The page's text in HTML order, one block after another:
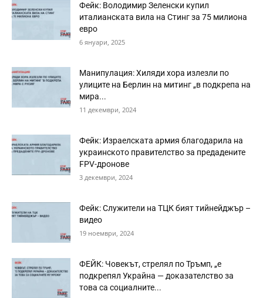
Фейк: Володимир Зеленски купил
италианската вила на Стинг за 75 милиона
евро
6 януари, 2025
Манипулация: Хиляди хора излезли по
улиците на Берлин на митинг „в подкрепа на
мира...
11 декември, 2024
Фейк: Израелската армия благодарила на
украинското правителство за предадените
FPV-дронове
3 декември, 2024
Фейк: Служители на TЦК бият тийнейджър –
видео
19 ноември, 2024
ФЕЙК: Човекът, стрелял по Тръмп, „е
подкрепял Украйна — доказателство за
това са социалните...